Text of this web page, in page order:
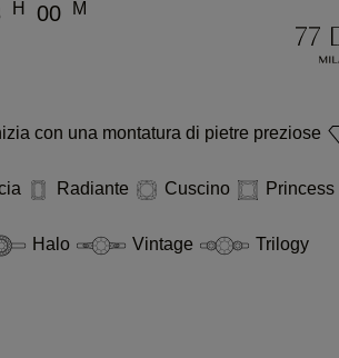
H 00
M
con una montatura di pietre preziose
Radiante Cuscino Princess
Halo Vintage
Trilogy